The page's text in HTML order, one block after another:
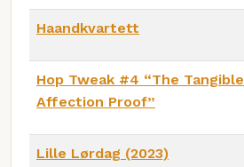
Haandkvartett
Hop Tweak #4 “The Tangible
Affection Proof”
Lille Lørdag (2023)